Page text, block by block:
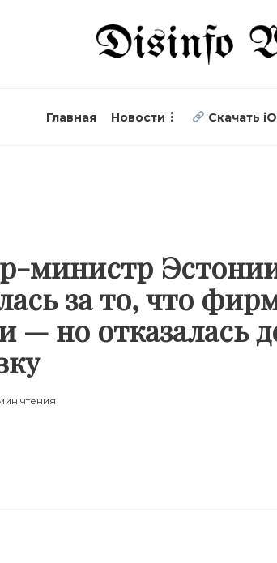
Главная Новости Скачать
министр
за то, что
— но отказалась
чтения